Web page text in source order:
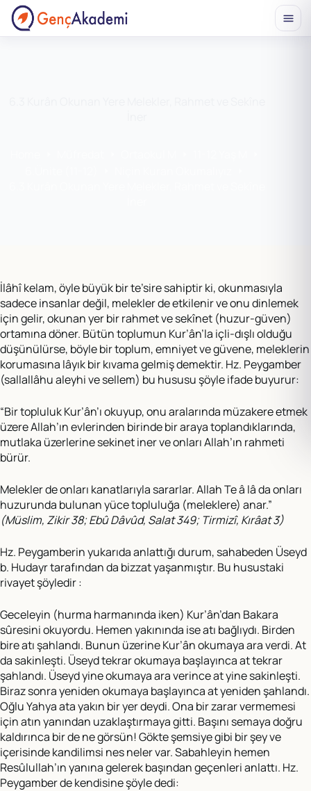
İlâhî kelam, öyle büyük bir te’sire sahiptir ki, okunmasıyla
sadece insanlar değil, melekler de etkilenir ve onu dinlemek
için gelir, okunan yer bir rahmet ve sekînet (huzur-güven)
ortamına döner. Bütün toplumun Kur’ân’la içli-dışlı olduğu
düşünülürse, böyle bir toplum, emniyet ve güvene, meleklerin
korumasına lâyık bir kıvama gelmiş demektir. Hz. Peygamber
(sallallâhu aleyhi ve sellem) bu hususu şöyle ifade buyurur:
“Bir topluluk Kur’ân’ı okuyup, onu aralarında müzakere etmek
üzere Allah’ın evlerinden birinde bir araya toplandıklarında,
mutlaka üzerlerine sekinet iner ve onları Allah’ın rahmeti
bürür.
Melekler de onları kanatlarıyla sararlar. Allah Te â lâ da onları
huzurunda bulunan yüce topluluğa (meleklere) anar.”
(Müslim, Zikir 38; Ebû Dâvûd, Salat 349; Tirmizî, Kırâat 3)
Hz. Peygamberin yukarıda anlattığı durum, sahabeden Üseyd
b. Hudayr tarafından da bizzat yaşanmıştır. Bu husustaki
rivayet şöyledir :
Geceleyin (hurma harmanında iken) Kur’ân’dan Bakara
sûresini okuyordu. Hemen yakınında ise atı bağlıydı. Birden
bire atı şahlandı. Bunun üzerine Kur’ân okumaya ara verdi. At
da sakinleşti. Üseyd tekrar okumaya başlayınca at tekrar
şahlandı. Üseyd yine okumaya ara verince at yine sakinleşti.
Biraz sonra yeniden okumaya başlayınca at yeniden şahlandı.
Oğlu Yahya ata yakın bir yer deydi. Ona bir zarar vermemesi
için atın yanından uzaklaştırmaya gitti. Başını semaya doğru
kaldırınca bir de ne görsün! Gökte şemsiye gibi bir şey ve
içerisinde kandilimsi nes neler var. Sabahleyin hemen
Resûlullah’ın yanına gelerek başından geçenleri anlattı. Hz.
Peygamber de kendisine şöyle dedi: